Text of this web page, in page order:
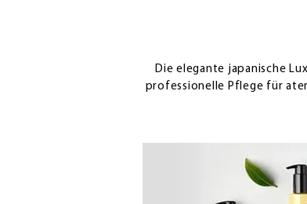
Die elegante japanische
professionelle Pflege für